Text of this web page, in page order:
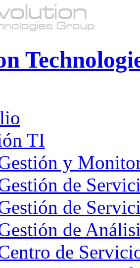
TI
y
de
de
de
de